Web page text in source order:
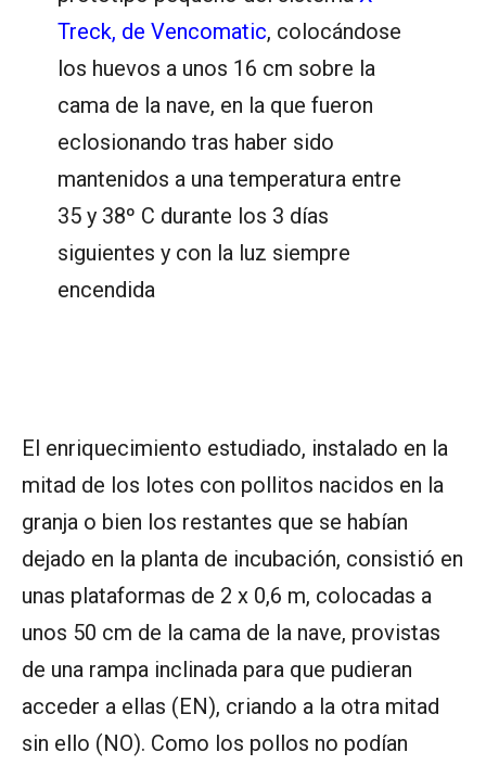
Treck, de Vencomatic, colocándose
los huevos a unos 16 cm sobre la
cama de la nave, en la que fueron
eclosionando tras haber sido
mantenidos a una temperatura entre
35 y 38º C durante los 3 días
siguientes y con la luz siempre
encendida
El enriquecimiento estudiado, instalado en la
mitad de los lotes con pollitos nacidos en la
granja o bien los restantes que se habían
dejado en la planta de incubación, consistió en
unas plataformas de 2 x 0,6 m, colocadas a
unos 50 cm de la cama de la nave, provistas
de una rampa inclinada para que pudieran
acceder a ellas (EN), criando a la otra mitad
sin ello (NO). Como los pollos no podían